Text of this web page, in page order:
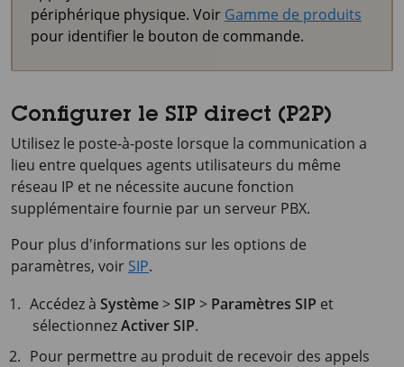
périphérique physique. Voir Gamme de produits
pour identifier le bouton de commande.
Configurer le SIP direct (P2P)
Utilisez le poste-à-poste lorsque la communication a
lieu entre quelques agents utilisateurs du même
réseau IP et ne nécessite aucune fonction
supplémentaire fournie par un serveur PBX.
Pour plus d'informations sur les options de
paramètres, voir SIP.
Accédez àSystème>SIP > Paramètres SIP et
sélectionnezActiver SIP.
Pour permettre au produit de recevoir des appels